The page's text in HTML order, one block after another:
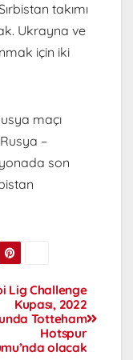
takımı
Ukrayna ve
için iki
maçı
–
son
Lig Challenge
Kupası, 2022
Totteham
Hotspur
olacak